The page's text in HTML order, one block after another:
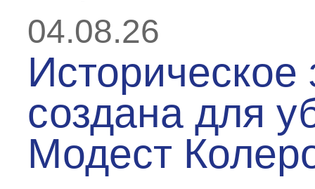
04.08.26
создана для
Модест